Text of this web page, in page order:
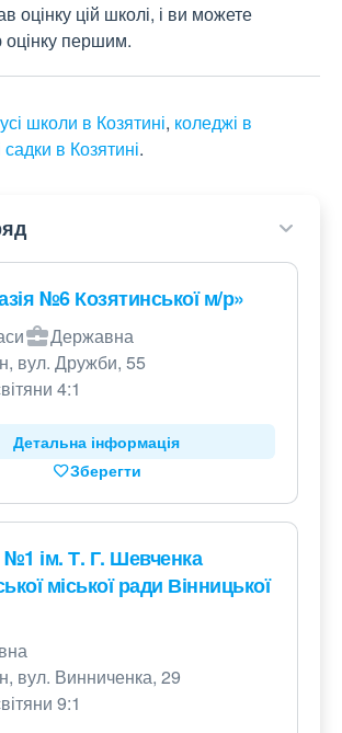
оцінку цій школі, і ви можете
першим.
усі школи в Козятині, коледжі в
садки в Козятині.
№6 Козятинської м/р»
Державна
вул. Дружби, 55
4:1
Детальна інформація
Зберегти
№1 ім. Т. Г. Шевченка
міської ради Вінницької
вул. Винниченка, 29
9:1